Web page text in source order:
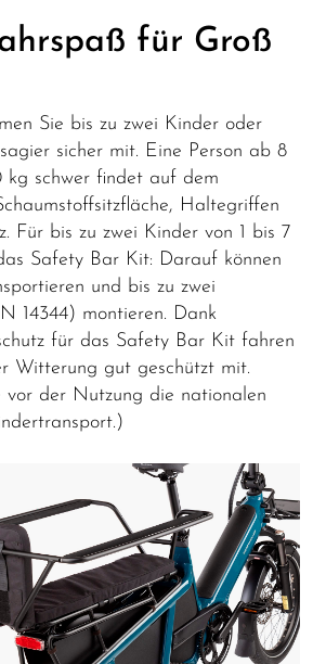
für Groß
Sie bis zu zwei Kinder oder
sicher mit. Eine Person ab 8
kg schwer findet auf dem
Haltegriffen
Für bis zu zwei Kinder von 1 bis 7
Safety Bar Kit: Darauf können
und bis zu zwei
14344) montieren. Dank
für das Safety Bar Kit fahren
Witterung gut geschützt mit.
vor der Nutzung die nationalen